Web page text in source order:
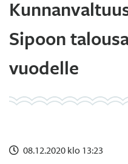
Sipoon
vuodelle
08.12.2020 klo 13:23